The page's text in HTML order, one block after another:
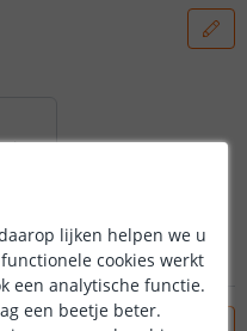
lijken helpen we u
cookies werkt
een analytische functie.
een beetje beter.